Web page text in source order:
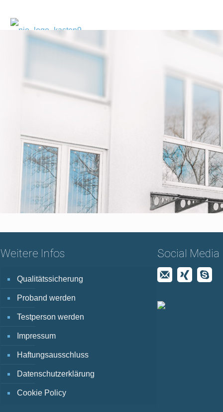
Weitere Infos
Qualitätssicherung
Proband werden
Testperson werden
Impressum
Haftungsausschluss
Datenschutzerklärung
Cookie Policy
Social Media